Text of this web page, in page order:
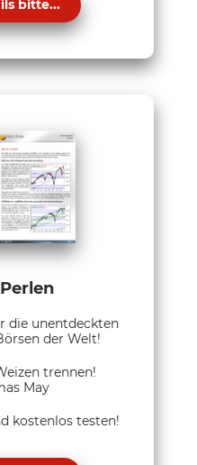
bitte...
die unentdeckten
der Welt!
trennen!
May
kostenlos testen!